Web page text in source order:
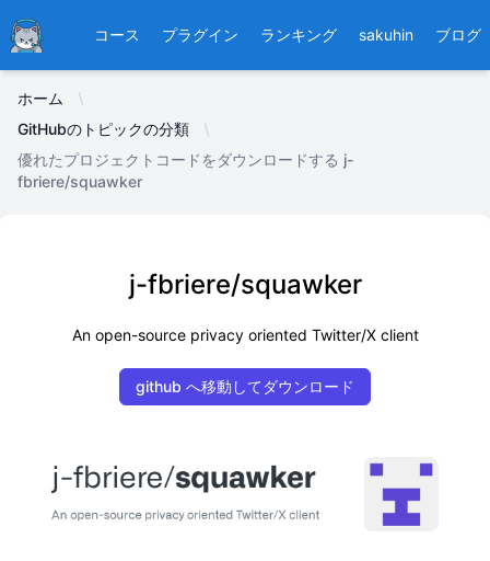
Ducafecat コース プラグイン ランキング sakuhin ブログ
ホーム
GitHubのトピックの分類
優れたプロジェクトコードをダウンロードする j-
fbriere/squawker
j-fbriere/squawker
An open-source privacy oriented Twitter/X client
github へ移動してダウンロード